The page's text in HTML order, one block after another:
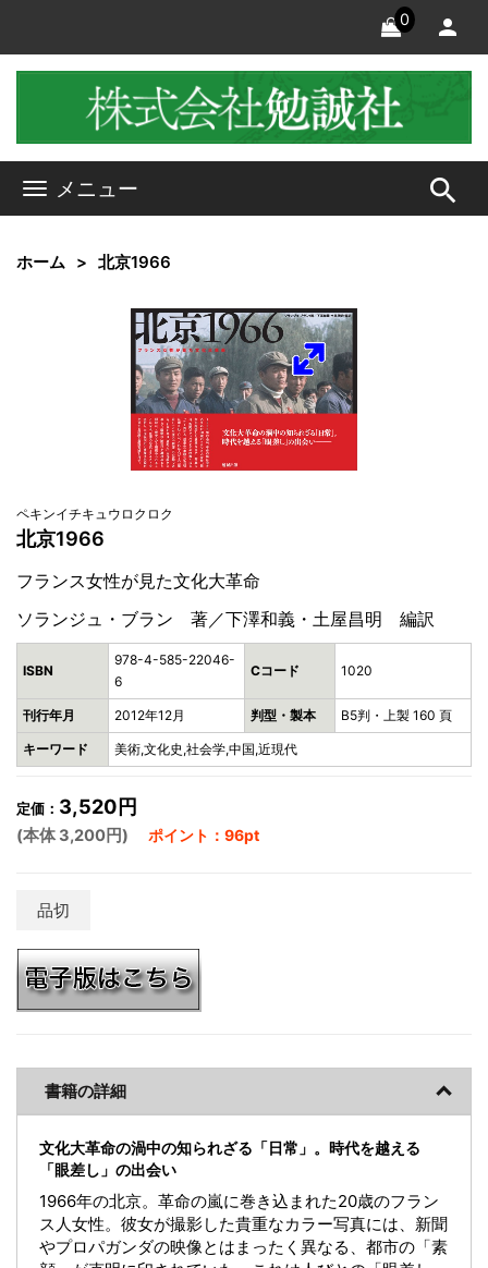
0
メニュー search
ホーム 北京1966
ペキンイチキュウロクロク
北京1966
フランス女性が見た文化大革命
ソランジュ・ブラン 著／下澤和義・土屋昌明 編訳
ISBN
978-4-585-22046-
6
Cコード 1020
刊行年月 2012年12月 判型・製本 B5判・上製 160 頁
キーワード 美術,文化史,社会学,中国,近現代
定価： 3,520円
(本体 3,200円) ポイント：96pt
品切
書籍の詳細
文化大革命の渦中の知られざる「日常」。時代を越える
「眼差し」の出会い
1966年の北京。革命の嵐に巻き込まれた20歳のフラン
ス人女性。彼女が撮影した貴重なカラー写真には、新聞
やプロパガンダの映像とはまったく異なる、都市の「素